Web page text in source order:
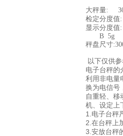
大秤量:
检定分
显示分
B 5g
秤盘尺寸
450x
以下仅供参
电子台秤的
利用非电量
换为电信号
自重轻、移
机、设定上
1.电子台秤
2.在台秤上
3.安放台秤